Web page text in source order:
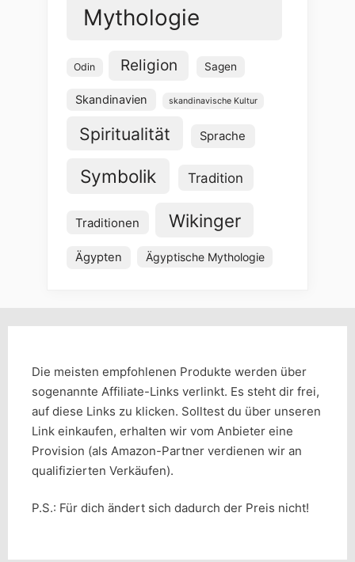
Mythologie
Odin Religion Sagen
Skandinavien skandinavische Kultur
Spiritualität Sprache
Symbolik Tradition
Traditionen Wikinger
Ägypten Ägyptische Mythologie
Die meisten empfohlenen Produkte werden über
sogenannte Affiliate-Links verlinkt. Es steht dir frei,
auf diese Links zu klicken. Solltest du über unseren
Link einkaufen, erhalten wir vom Anbieter eine
Provision (als Amazon-Partner verdienen wir an
qualifizierten Verkäufen).
P.S.: Für dich ändert sich dadurch der Preis nicht!